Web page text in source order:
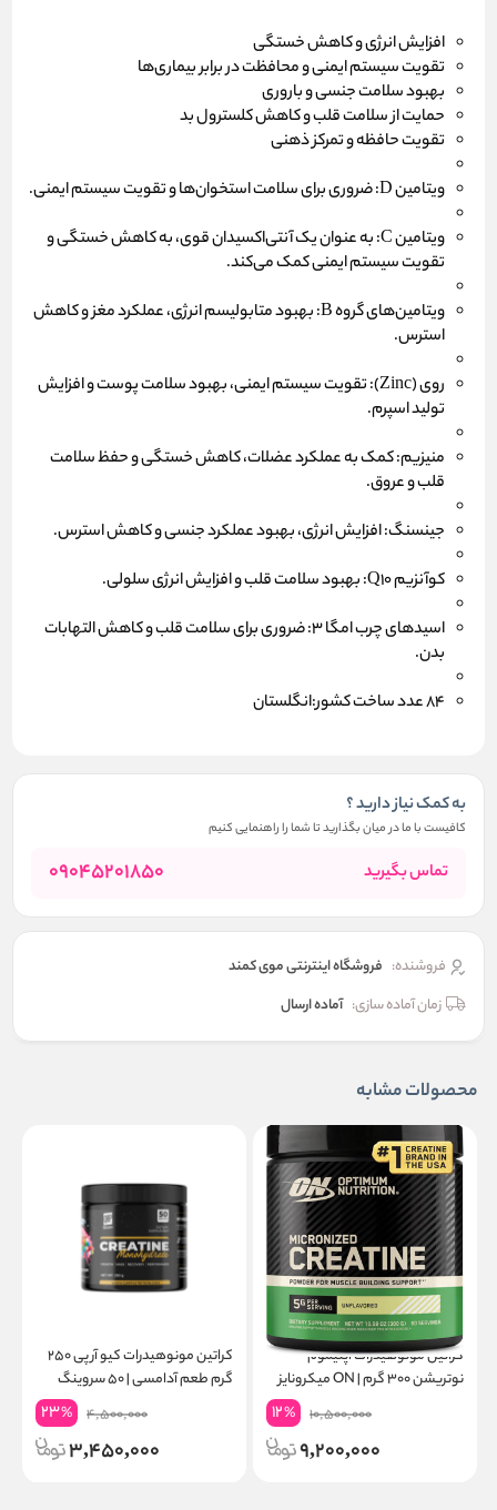
افزایش انرژی و کاهش خستگی
تقویت سیستم ایمنی و محافظت در برابر بیماری‌ها
بهبود سلامت جنسی و باروری
حمایت از سلامت قلب و کاهش کلسترول بد
تقویت حافظه و تمرکز ذهنی
ویتامین D: ضروری برای سلامت استخوان‌ها و تقویت سیستم ایمنی.
ویتامین C: به عنوان یک آنتی‌اکسیدان قوی، به کاهش خستگی و
تقویت سیستم ایمنی کمک می‌کند.
ویتامین‌های گروه B: بهبود متابولیسم انرژی، عملکرد مغز و کاهش
استرس.
روی (Zinc): تقویت سیستم ایمنی، بهبود سلامت پوست و افزایش
تولید اسپرم.
منیزیم: کمک به عملکرد عضلات، کاهش خستگی و حفظ سلامت
قلب و عروق.
جینسنگ: افزایش انرژی، بهبود عملکرد جنسی و کاهش استرس.
کوآنزیم Q10: بهبود سلامت قلب و افزایش انرژی سلولی.
اسیدهای چرب امگا ۳: ضروری برای سلامت قلب و کاهش التهابات
بدن.
84 عدد ساخت کشور:انگلستان
به کمک نیاز دارید ؟
کافیست با ما در میان بگذارید تا شما را راهنمایی کنیم
تماس بگیرید 09045201850
فروشنده: فروشگاه اینترنتی موی کمند
زمان آماده سازی: آماده ارسال
محصولات مشابه
کراتین مونوهیدرات اپتیموم
نوتریشن ۳۰۰ گرم | ON میکرونایز
10,500,000
12%
9,200,000
کراتین مونوهیدرات کیو آر پی ۲۵۰
گرم طعم آدامسی | ۵۰ سروینگ
4,500,000
23%
3,450,000